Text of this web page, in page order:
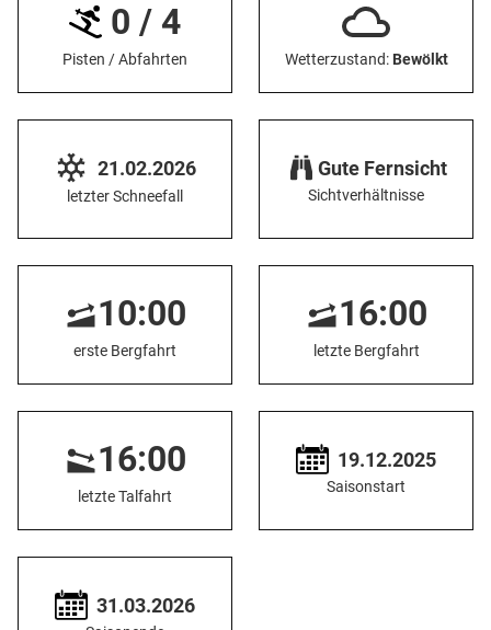
0 / 4
Pisten / Abfahrten Wetterzustand: Bewölkt
21.02.2026
letzter Schneefall
Gute Fernsicht
Sichtverhältnisse
10:00
erste Bergfahrt
16:00
letzte Bergfahrt
16:00
letzte Talfahrt
19.12.2025
Saisonstart
31.03.2026